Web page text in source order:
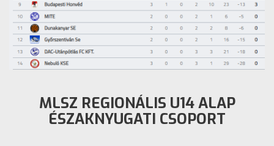
MLSZ REGIONÁLIS U14 ALAP
ÉSZAKNYUGATI CSOPORT